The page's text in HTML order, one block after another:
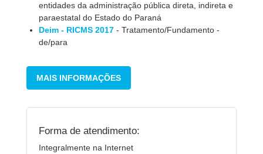
entidades da administração pública direta, indireta e
paraestatal do Estado do Paraná
Deim - RICMS 2017 - Tratamento/Fundamento -
de/para
MAIS INFORMAÇÕES
Forma de atendimento:
Integralmente na Internet